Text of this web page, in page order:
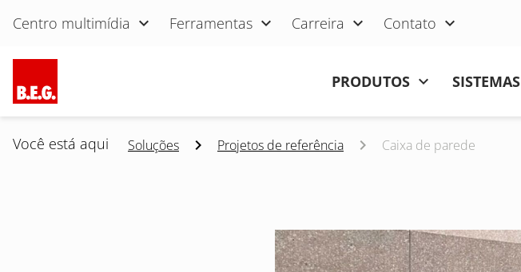
Pular navegação
Centro multimídia Ferramentas Carreira Contato
PRODUTOS SISTEMAS
Você está aqui Soluções Projetos de referência Caixa de parede